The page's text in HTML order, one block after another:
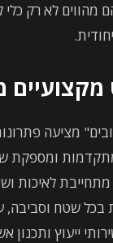
מהווים לא רק
מאז
ומספקת
לאיכות
בכל שטח וסביבה,
ייעוץ